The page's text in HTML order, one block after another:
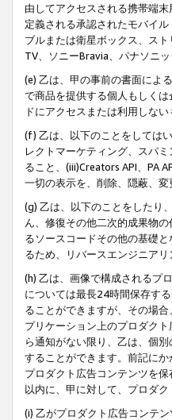
由してアクセスされる携帯端
定義される承認されたモバイ
ブルまたは衛星ボックス、ス
TV、ソニーBravia、パナソニ
(e) 乙は、甲の事前の書面によ
で商品を提供する個人もしく
ドにアクセスまたは利用しない
(f) 乙は、以下のことをしては
レクトマーケティング、スパ
ること、(iii)Creators API、PA
一切の表示を、削除、隠蔽、
(g) 乙は、以下のことをしたり
ん、修復その他二次的成果物
るソースコードその他の基礎
るため、リバースエンジニア
(h) 乙は、画像で構成されるプ
については最長24時間保存す
ることができますが、その場
プリケーション上のプロダク
ら通知がない限り、乙は、個
することができます。前記に
プロダクト広告コンテンツを
以内に、甲に対して、プロダ
(i) 乙がプロダクト広告コンテ